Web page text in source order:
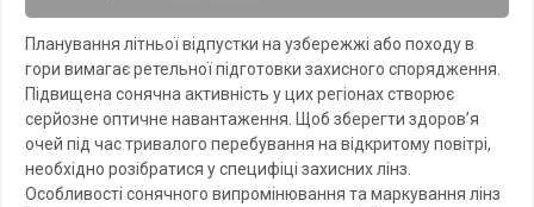
Планування літньої відпустки на узбережжі або походу в
гори вимагає ретельної підготовки захисного спорядження.
Підвищена сонячна активність у цих регіонах створює
серйозне оптичне навантаження. Щоб зберегти здоров’я
очей під час тривалого перебування на відкритому повітрі,
необхідно розібратися у специфіці захисних лінз.
Особливості сонячного випромінювання та маркування лінз